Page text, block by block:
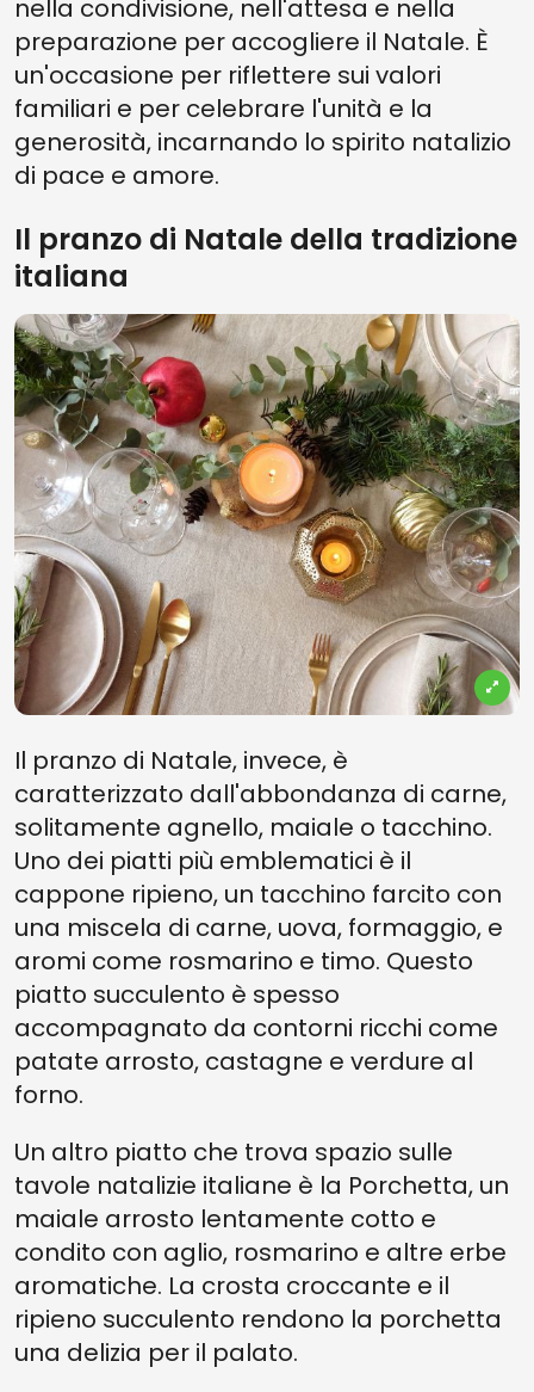
nella condivisione, nell'attesa e nella
preparazione per accogliere il Natale. È
un'occasione per riflettere sui valori
familiari e per celebrare l'unità e la
generosità, incarnando lo spirito natalizio
di pace e amore.
Il pranzo di Natale della tradizione
italiana
Il pranzo di Natale, invece, è
caratterizzato dall'abbondanza di carne,
solitamente agnello, maiale o tacchino.
Uno dei piatti più emblematici è il
cappone ripieno, un tacchino farcito con
una miscela di carne, uova, formaggio, e
aromi come rosmarino e timo. Questo
piatto succulento è spesso
accompagnato da contorni ricchi come
patate arrosto, castagne e verdure al
forno.
Un altro piatto che trova spazio sulle
tavole natalizie italiane è la Porchetta, un
maiale arrosto lentamente cotto e
condito con aglio, rosmarino e altre erbe
aromatiche. La crosta croccante e il
ripieno succulento rendono la porchetta
una delizia per il palato.